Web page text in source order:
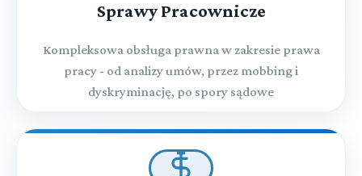
Sprawy Pracownicze
Kompleksowa obsługa prawna w zakresie prawa
pracy - od analizy umów, przez mobbing i
dyskryminację, po spory sądowe